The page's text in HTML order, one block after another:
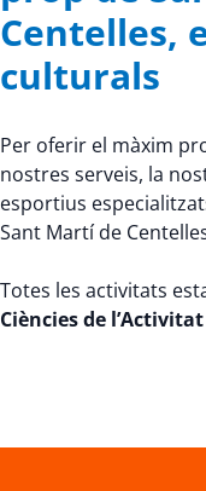
Centelles,
culturals
Per oferir el màxim
nostres serveis, la
esportius
Sant Martí de
Totes les activitats
Ciències de